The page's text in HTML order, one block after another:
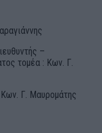
–
τομέα : Κων. Γ.
Γ. Μαυρομάτης